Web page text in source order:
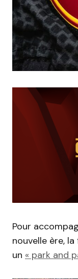
Pour
nouvelle ère,
un « park and